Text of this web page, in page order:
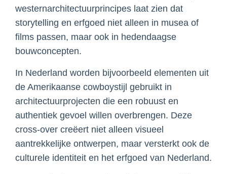
westernarchitectuurprincipes laat zien dat
storytelling en erfgoed niet alleen in musea of
films passen, maar ook in hedendaagse
bouwconcepten.
In Nederland worden bijvoorbeeld elementen uit
de Amerikaanse cowboystijl gebruikt in
architectuurprojecten die een robuust en
authentiek gevoel willen overbrengen. Deze
cross-over creëert niet alleen visueel
aantrekkelijke ontwerpen, maar versterkt ook de
culturele identiteit en het erfgoed van Nederland.